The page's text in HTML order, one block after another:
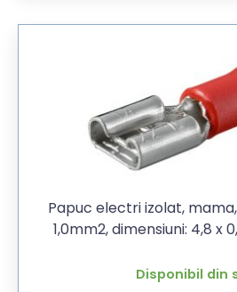
Papuc electri izolat,
1,0mm2, dimensiuni: 4,8 x
Disponibil din